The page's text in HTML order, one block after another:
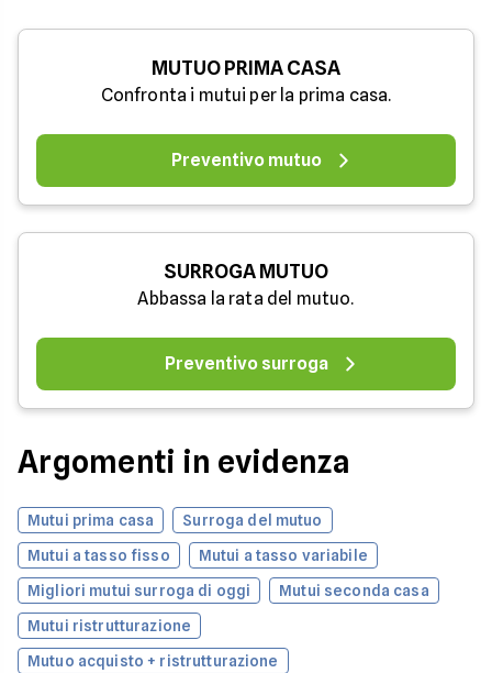
MUTUO PRIMA CASA
Confronta i mutui per la prima casa.
Preventivo mutuo
SURROGA MUTUO
Abbassa la rata del mutuo.
Preventivo surroga
Argomenti in evidenza
Mutui prima casa
Surroga del mutuo
Mutui a tasso fisso
Mutui a tasso variabile
Migliori mutui surroga di oggi
Mutui seconda casa
Mutui ristrutturazione
Mutuo acquisto + ristrutturazione